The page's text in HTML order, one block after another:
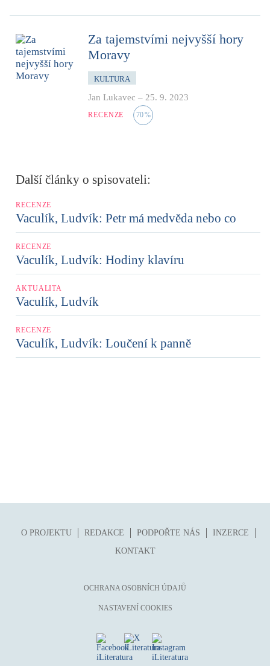
Za tajemstvími nejvyšší hory
Moravy
KULTURA
Jan Lukavec – 25. 9. 2023
RECENZE 70%
Další články o spisovateli:
RECENZE
Vaculík, Ludvík: Petr má medvěda nebo co
RECENZE
Vaculík, Ludvík: Hodiny klavíru
AKTUALITA
Vaculík, Ludvík
RECENZE
Vaculík, Ludvík: Loučení k panně
O PROJEKTU REDAKCE PODPOŘTE NÁS
INZERCE
KONTAKT
OCHRANA OSOBNÍCH ÚDAJŮ
NASTAVENÍ COOKIES